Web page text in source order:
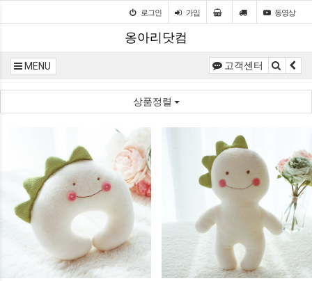
로그인 가입 동영상
옹아리닷컴
MENU 고객센터
상품정렬